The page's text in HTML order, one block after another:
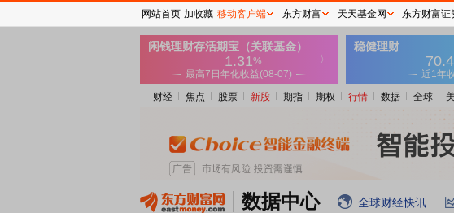
财经 焦点 股票 新股 期指 期权 行情 数据 全球
数据中心 全球财经快讯
网站首页 加收藏 移动客户端 东方财富 天天基金网 东方财富证